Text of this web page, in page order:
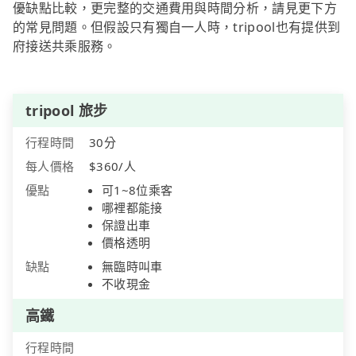
優缺點比較，更完整的交通費用與時間分析，請見更下方
的常見問題。但假設只有獨自一人時，tripool也有提供到
府接送共乘服務。
tripool 旅步
行程時間
30分
每人價格
$360/人
優點
可1~8位乘客
哪裡都能接
保證出車
價格透明
缺點
無臨時叫車
不收現金
高鐵
行程時間